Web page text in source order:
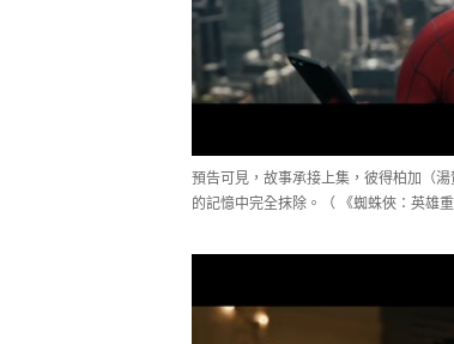
預告可見，故事承接上集，彼得柏加（
的記憶中完全抹除。（ 《蜘蛛俠：英雄重